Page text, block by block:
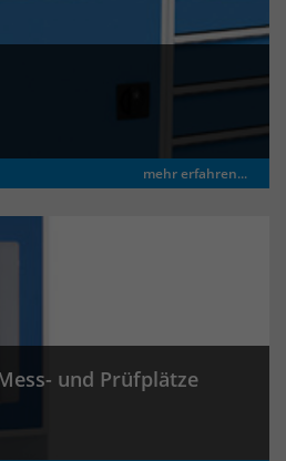
mehr erfahren...
und Prüfplätze
zu speichern